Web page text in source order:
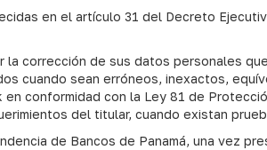
en el artículo 31 del Decreto
la corrección de sus datos
cuando sean erróneos, inexactos,
conformidad con la Ley 81 de
del titular, cuando existan
de Bancos de Panamá, una vez